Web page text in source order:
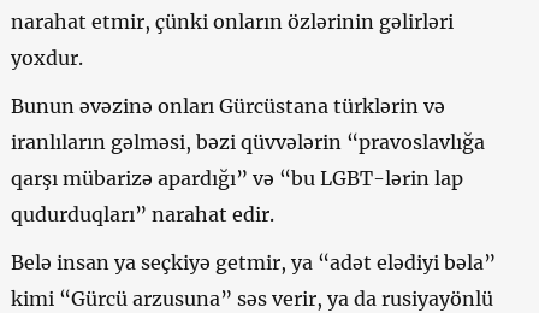
narahat etmir, çünki onların özlərinin gəlirləri
yoxdur.
Bunun əvəzinə onları Gürcüstana türklərin və
iranlıların gəlməsi, bəzi qüvvələrin “pravoslavlığa
qarşı mübarizə apardığı” və “bu LGBT-lərin lap
qudurduqları” narahat edir.
Belə insan ya seçkiyə getmir, ya “adət elədiyi bəla”
kimi “Gürcü arzusuna” səs verir, ya da rusiyayönlü